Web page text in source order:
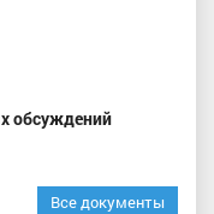
обсуждений
Все документы